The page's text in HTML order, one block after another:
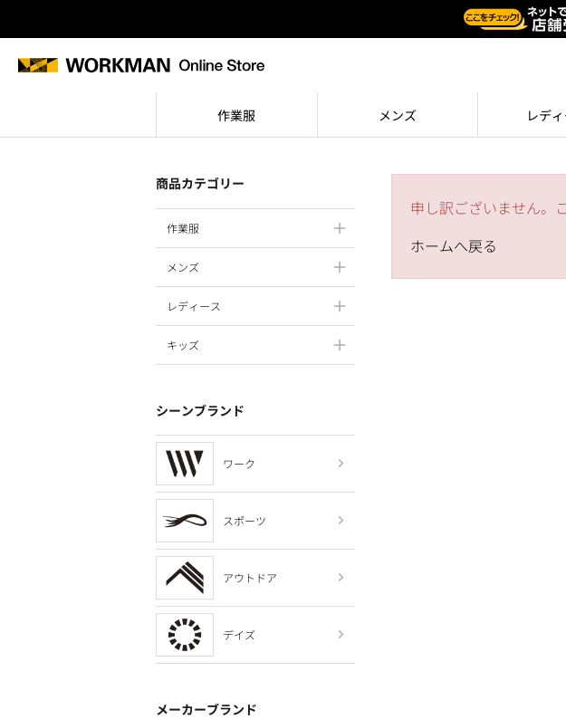
作業服 メンズ レデ
商品カテゴリー
作業服
メンズ
レディース
キッズ
シーンブランド
ワーク
スポーツ
アウトドア
デイズ
メーカーブランド
申し訳ございません。
ホームへ戻る